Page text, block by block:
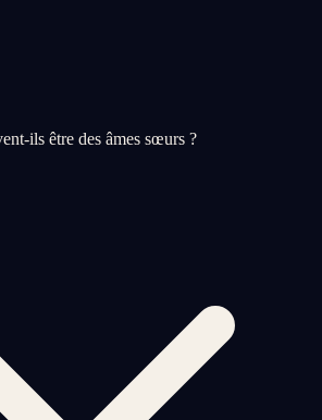
ils être des âmes sœurs ?